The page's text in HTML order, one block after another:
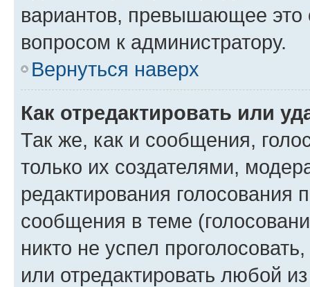
вариантов, превышающее это
вопросом к администратору.
Вернуться наверх
Как отредактировать или
Так же, как и сообщения,
только их создателями,
редактирования голосования
сообщения в теме
никто не успел
или отредактировать любой